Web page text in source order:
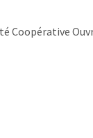
Coopérative